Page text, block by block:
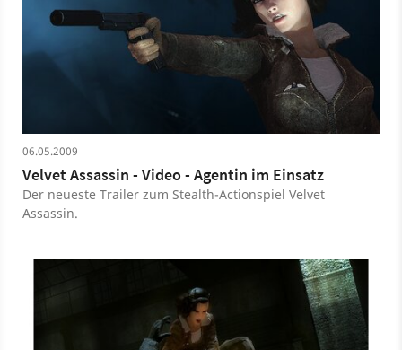
06.05.2009
Velvet Assassin - Video - Agentin im Einsatz
Der neueste Trailer zum Stealth-Actionspiel Velvet
Assassin.